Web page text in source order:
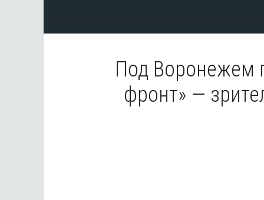
Под Воронежем
фронт» —